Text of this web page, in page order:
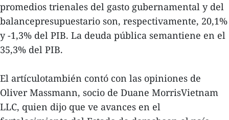
promedios trienales del gasto gubernamental y del
balancepresupuestario son, respectivamente, 20,1%
y -1,3% del PIB. La deuda pública semantiene en el
35,3% del PIB.
El artículotambién contó con las opiniones de
Oliver Massmann, socio de Duane MorrisVietnam
LLC, quien dijo que ve avances en el